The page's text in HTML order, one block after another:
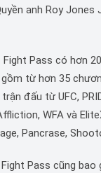
anh Roy Jones
Fight Pass có hơn
từ hơn 35
đấu từ UFC,
WFA và
Pancrase,
Pass cũng bao